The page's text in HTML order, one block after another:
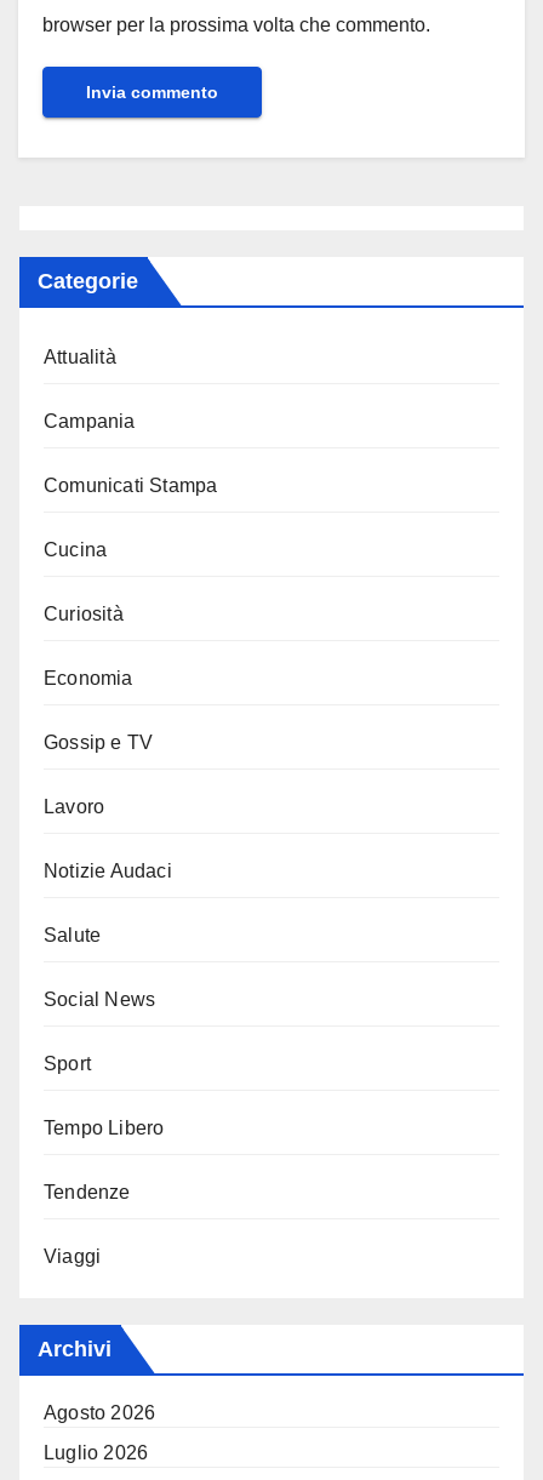
browser per la prossima volta che commento.
Categorie
Attualità
Campania
Comunicati Stampa
Cucina
Curiosità
Economia
Gossip e TV
Lavoro
Notizie Audaci
Salute
Social News
Sport
Tempo Libero
Tendenze
Viaggi
Archivi
Agosto 2026
Luglio 2026